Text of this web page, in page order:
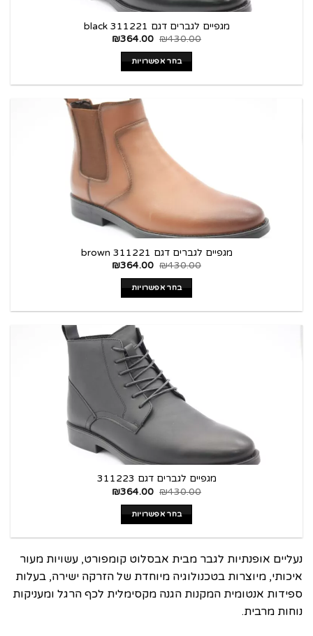
מגפיים לגברים דגם 311221 black
₪430.00
₪364.00
בחר אפשרויות
מגפיים לגברים דגם 311221 brown
₪430.00
₪364.00
בחר אפשרויות
מגפיים לגברים דגם 311223
₪430.00
₪364.00
בחר אפשרויות
נעליים אופנתיות לגבר מבית אבסלוט קומפורט, עשויות מעור
איכותי, מיוצרות בטכנולוגיה מיוחדת של הזרקה ישירה, בעלות
ספידות אנטומית המקנות הגנה מקסימלית לכף הרגל ומעניקות
נוחות מרבית.